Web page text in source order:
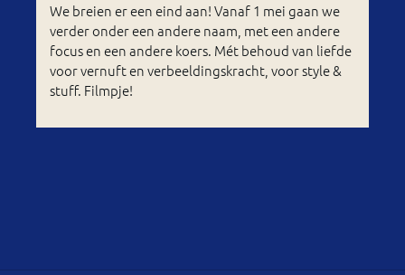
We breien er een eind aan! Vanaf 1 mei gaan we
verder onder een andere naam, met een andere
focus en een andere koers. Mét behoud van liefde
voor vernuft en verbeeldingskracht, voor style &
stuff. Filmpje!